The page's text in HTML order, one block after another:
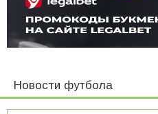
Новости футбола